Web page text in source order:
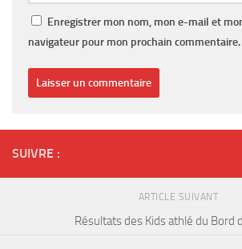
Enregistrer mon nom, mon e-mail et
navigateur pour mon prochain commentaire.
SUIVRE :
ARTICLE SUIVANT
Résultats des Kids athlé du Bord